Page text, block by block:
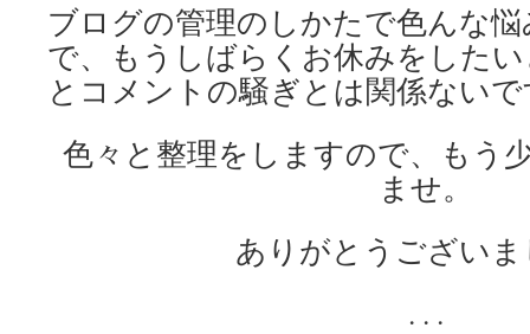
ブログの管理のしかたで色んな
で、もうしばらくお休みをした
とコメントの騒ぎとは関係ない
色々と整理をしますので、もう
ませ。
ありがとうござい
. . .